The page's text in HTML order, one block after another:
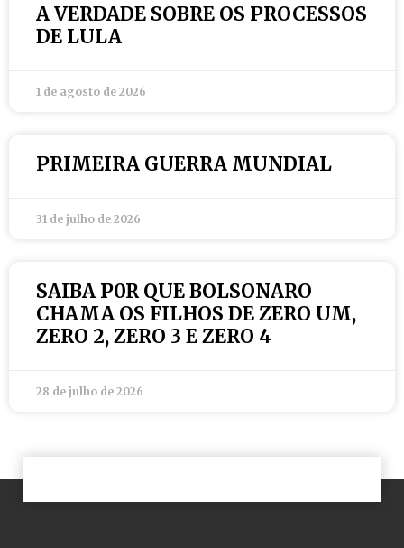
A VERDADE SOBRE OS PROCESSOS
DE LULA
1 de agosto de 2026
PRIMEIRA GUERRA MUNDIAL
31 de julho de 2026
SAIBA P0R QUE BOLSONARO
CHAMA OS FILHOS DE ZERO UM,
ZERO 2, ZERO 3 E ZERO 4
28 de julho de 2026